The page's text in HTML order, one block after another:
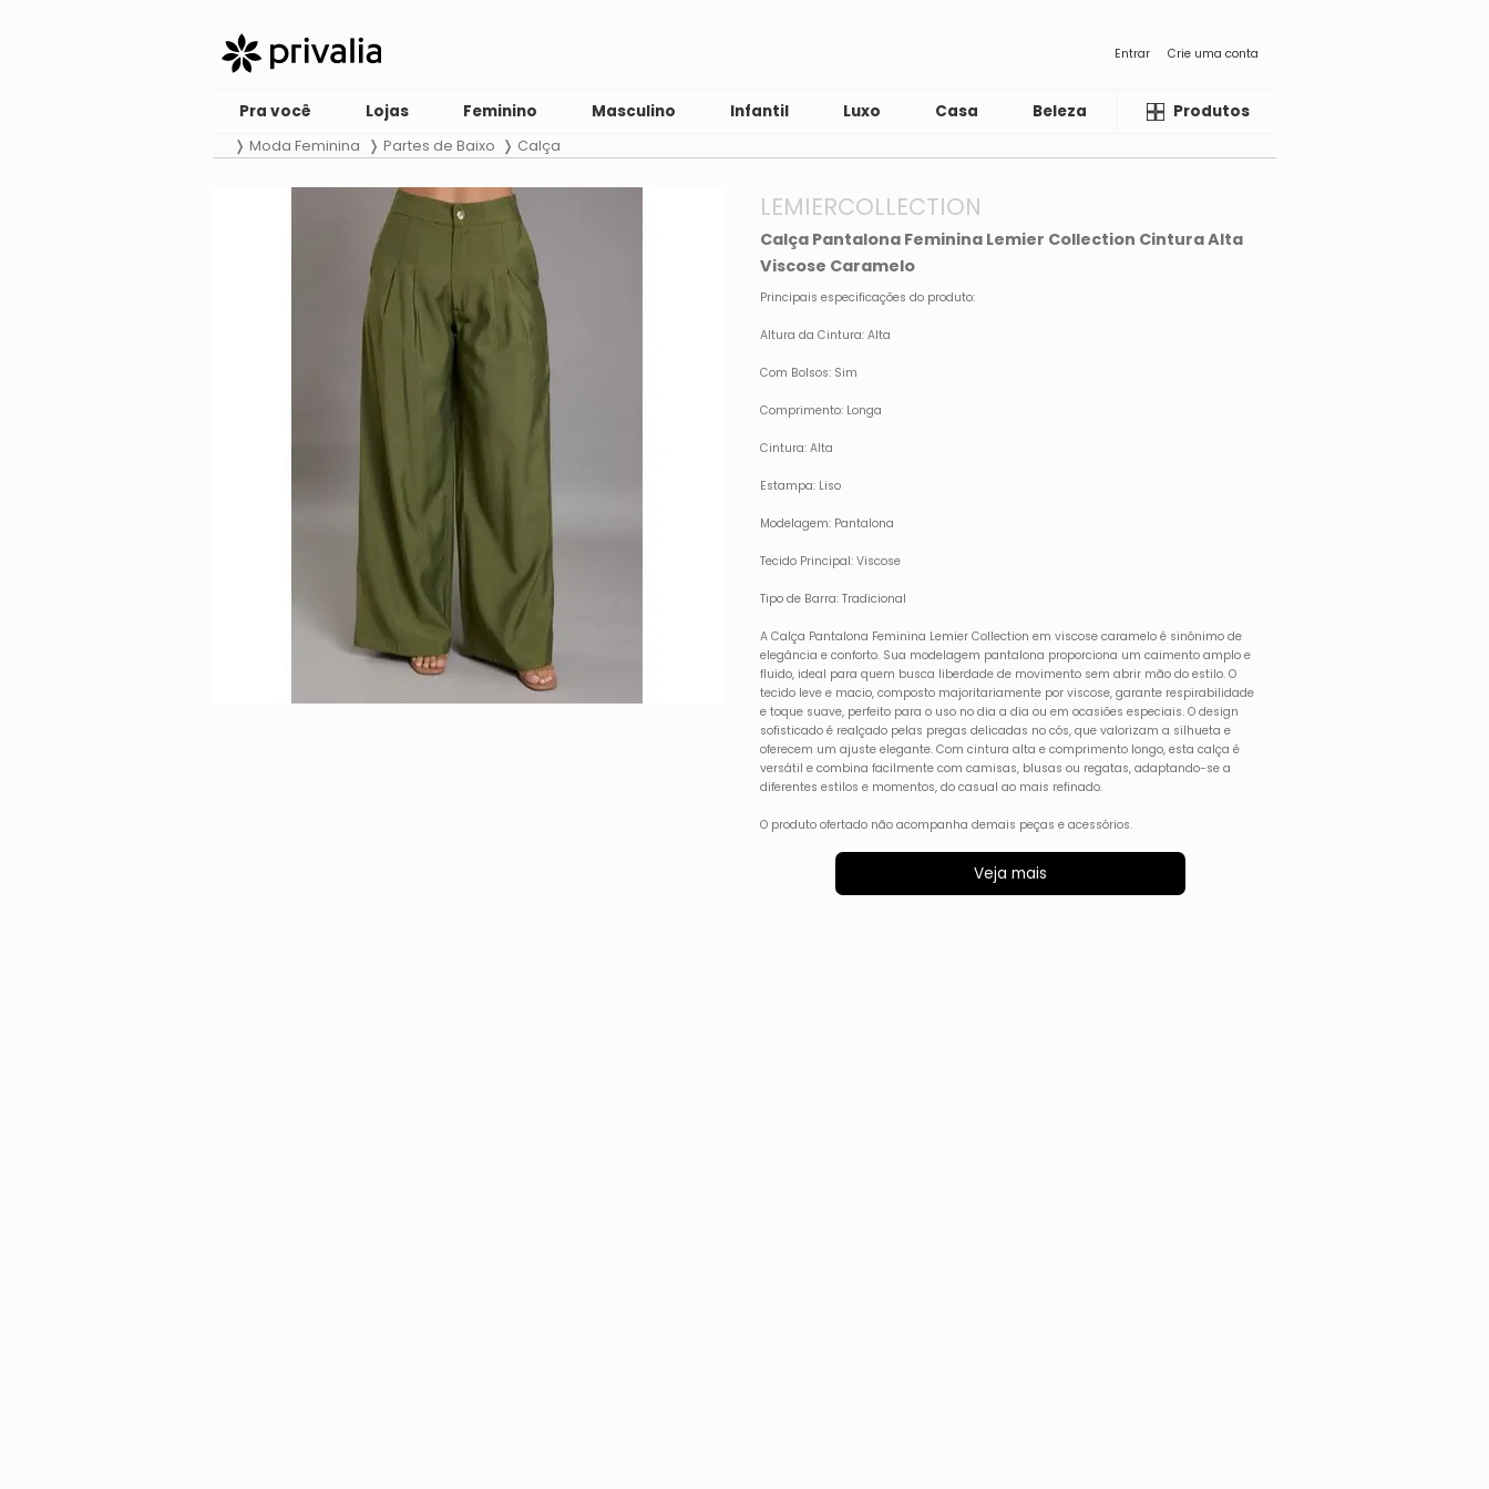
Entrar Crie uma conta
Pra você Lojas Feminino Masculino Infantil Luxo Casa Beleza LiquidaProdutos
Moda Feminina Partes de Baixo Calça
LEMIERCOLLECTION
Calça Pantalona Feminina Lemier Collection Cintura Alta
Viscose Caramelo
Principais especificações do produto:
Altura da Cintura: Alta
Com Bolsos: Sim
Comprimento: Longa
Cintura: Alta
Estampa: Liso
Modelagem: Pantalona
Tecido Principal: Viscose
Tipo de Barra: Tradicional
A Calça Pantalona Feminina Lemier Collection em viscose caramelo é sinônimo de
elegância e conforto. Sua modelagem pantalona proporciona um caimento amplo e
fluido, ideal para quem busca liberdade de movimento sem abrir mão do estilo. O
tecido leve e macio, composto majoritariamente por viscose, garante respirabilidade
e toque suave, perfeito para o uso no dia a dia ou em ocasiões especiais. O design
sofisticado é realçado pelas pregas delicadas no cós, que valorizam a silhueta e
oferecem um ajuste elegante. Com cintura alta e comprimento longo, esta calça é
versátil e combina facilmente com camisas, blusas ou regatas, adaptando-se a
diferentes estilos e momentos, do casual ao mais refinado.
O produto ofertado não acompanha demais peças e acessórios.
Veja mais